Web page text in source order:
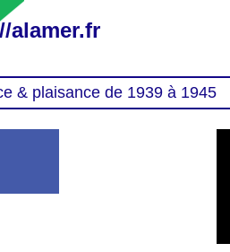
alamer.fr
& plaisance de 1939 à 1945